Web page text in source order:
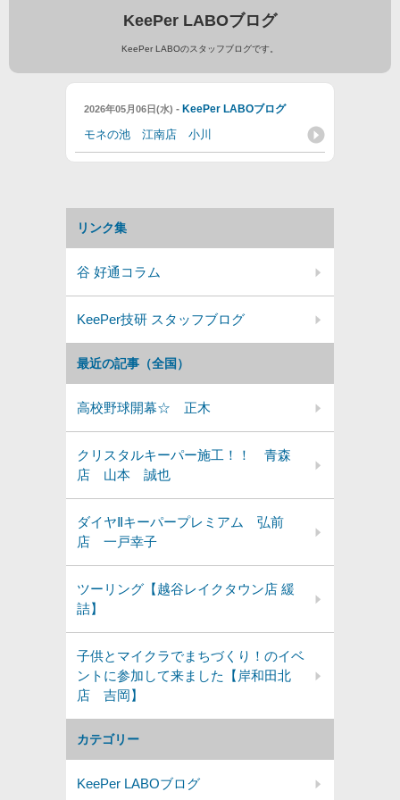
KeePer LABOブログ
KeePer LABOのスタッフブログです。
2026年05月06日(水) - KeePer LABOブログ
モネの池 江南店 小川
カテゴリー
KeePer LABOブログ
最近の記事（全国）
高校野球開幕☆ 正木
クリスタルキーパー施工！！ 青森
店 山本 誠也
ダイヤⅡキーパープレミアム 弘前
店 一戸幸子
ツーリング【越谷レイクタウン店 緩
詰】
子供とマイクラでまちづくり！のイベ
ントに参加して来ました【岸和田北
店 吉岡】
リンク集
谷 好通コラム
KeePer技研 スタッフブログ